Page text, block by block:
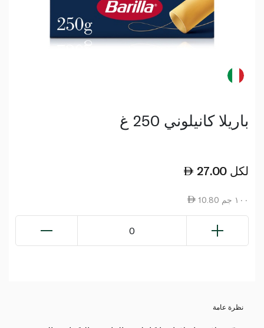
باريلا كانيلوني 250 غ
27.00 لكل
10.80 ١٠٠ جم
0
نظرة عامة